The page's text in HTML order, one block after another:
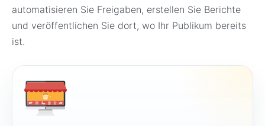
automatisieren Sie Freigaben, erstellen Sie Berichte
und veröffentlichen Sie dort, wo Ihr Publikum bereits
ist.